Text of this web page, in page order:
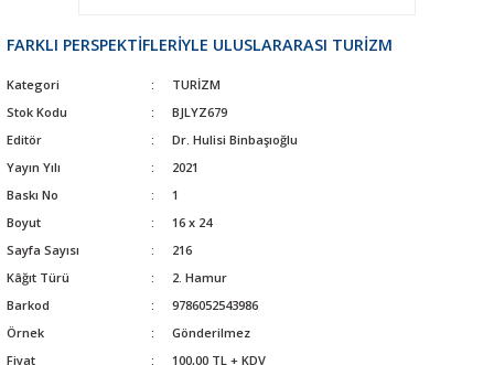
FARKLI PERSPEKTİFLERİYLE ULUSLARARASI TURİZM
Kategori
TURİZM
Stok Kodu
BJLYZ679
Editör
Dr. Hulisi Binbaşıoğlu
Yayın Yılı
2021
Baskı No
1
Boyut
16 x 24
Sayfa Sayısı
216
Kâğıt Türü
2. Hamur
Barkod
9786052543986
Örnek
Gönderilmez
Fiyat
100,00 TL + KDV